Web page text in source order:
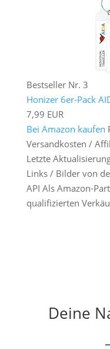
Bestseller Nr. 3
Honizer 6er-Pack
7,99 EUR
Bei Amazon kaufen
Versandkosten /
Letzte
Links / Bilder von
API Als Amazon-
qualifizierten
Deine